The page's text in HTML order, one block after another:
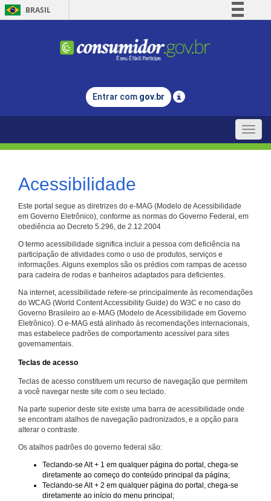
BRASIL
Comunica BR
Legislação
Entrar com gov.br
Toggle
Acessibilidade
Este portal segue as diretrizes do e-MAG (Modelo de Acessibilidade
em Governo Eletrônico), conforme as normas do Governo Federal, em
obediência ao Decreto 5.296, de 2.12.2004
O termo acessibilidade significa incluir a pessoa com deficiência na
participação de atividades como o uso de produtos, serviços e
informações. Alguns exemplos são os prédios com rampas de acesso
para cadeira de rodas e banheiros adaptados para deficientes.
Na internet, acessibilidade refere-se principalmente às recomendações
do WCAG (World Content Accessibility Guide) do W3C e no caso do
Governo Brasileiro ao e-MAG (Modelo de Acessibilidade em Governo
Eletrônico). O e-MAG está alinhado às recomendações internacionais,
mas estabelece padrões de comportamento acessível para sites
governamentais.
Teclas de acesso
Teclas de acesso constituem um recurso de navegação que permitem
a você navegar neste site com o seu teclado.
Na parte superior deste site existe uma barra de acessibilidade onde
se encontram atalhos de navegação padronizados, e a opção para
alterar o contraste.
Os atalhos padrões do governo federal são:
Teclando-se Alt + 1 em qualquer página do portal, chega-se
diretamente ao começo do conteúdo principal da página;
Teclando-se Alt + 2 em qualquer página do portal, chega-se
diretamente ao início do menu principal;